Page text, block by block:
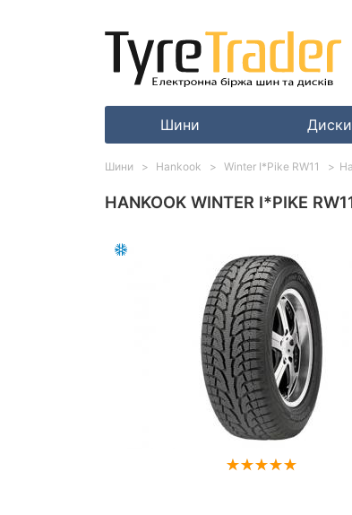
Шини Диски
HANKOOK WINTER I*PIKE
Шини Hankook Winter I*Pike RW11